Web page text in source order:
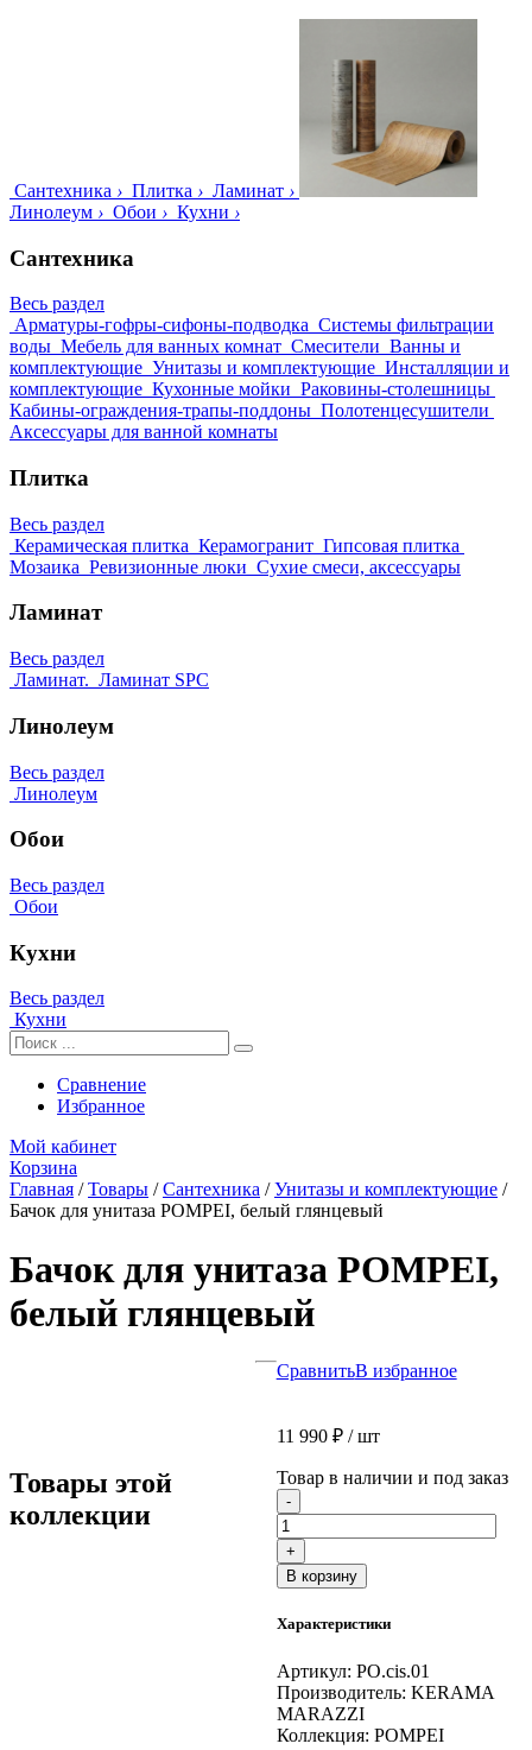
Сантехника › Плитка › Ламинат ›
Линолеум › Обои › Кухни ›
Сантехника
Весь раздел
Арматуры-гофры-сифоны-подводка Системы фильтрации
воды Мебель для ванных комнат Смесители Ванны и
комплектующие Унитазы и комплектующие Инсталляции и
комплектующие Кухонные мойки Раковины-столешницы
Кабины-ограждения-трапы-поддоны Полотенцесушители
Аксессуары для ванной комнаты
Плитка
Весь раздел
Керамическая плитка Керамогранит Гипсовая плитка
Мозаика Ревизионные люки Сухие смеси, аксессуары
Ламинат
Весь раздел
Ламинат. Ламинат SPC
Линолеум
Весь раздел
Линолеум
Обои
Весь раздел
Обои
Кухни
Весь раздел
Кухни
Сравнение
Избранное
Мой кабинет
Корзина
Главная /Товары /Сантехника /Унитазы и комплектующие /
Бачок для унитаза POMPEI, белый глянцевый
Бачок для унитаза POMPEI,
белый глянцевый
СравнитьВ избранное
11 990 ₽/ шт
Товар в наличии и под заказ
- Количество
товара
Бачок
для
унитаза
белый
+
В корзину
Характеристики
Артикул: PO.cis.01
Производитель: KERAMA
MARAZZI
Коллекция: POMPEI
Товары этой
коллекции